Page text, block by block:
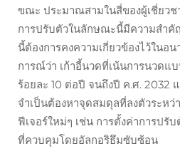
ขณะ ประมาณสามในสี่ของผู้เชี่ยวช
การปรับตัวในลักษณะนี้มีความสำคั
นี้ต้องการคงความเกี่ยวข้องไว้ในอ
การณ์ว่า เก้าอี้นวดที่เน้นการนวด
ร้อยละ 10 ต่อปี จนถึงปี ค.ศ. 2032
จำเป็นต้องหาจุดสมดุลที่ลงตัวระหว่
ฟีเจอร์ใหม่ๆ เช่น การตั้งค่าการปรั
ที่ควบคุมโดยอัลกอริธึมซับซ้อน